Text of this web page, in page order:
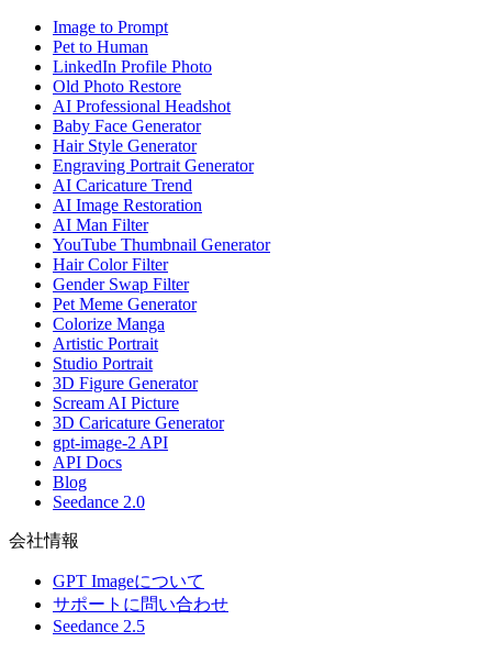
Image to Prompt
Pet to Human
LinkedIn Profile Photo
Old Photo Restore
AI Professional Headshot
Baby Face Generator
Hair Style Generator
Engraving Portrait Generator
AI Caricature Trend
AI Image Restoration
AI Man Filter
YouTube Thumbnail Generator
Hair Color Filter
Gender Swap Filter
Pet Meme Generator
Colorize Manga
Artistic Portrait
Studio Portrait
3D Figure Generator
Scream AI Picture
3D Caricature Generator
gpt-image-2 API
API Docs
Blog
Seedance 2.0
会社情報
GPT Imageについて
サポートに問い合わせ
Seedance 2.5